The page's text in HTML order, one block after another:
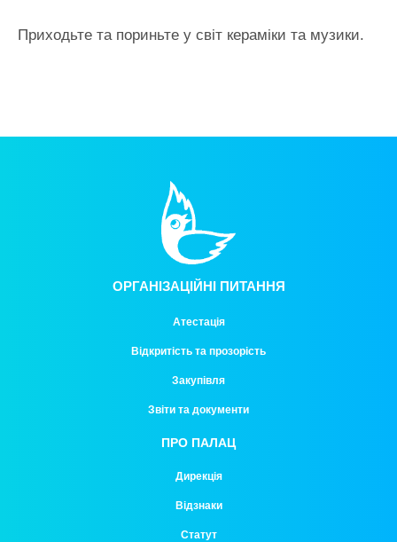
Приходьте та пориньте у світ кераміки та музики.
ОРГАНІЗАЦІЙНІ ПИТАННЯ
Атестація
Відкритість та прозорість
Закупівля
Звіти та документи
ПРО ПАЛАЦ
Дирекція
Відзнаки
Статут